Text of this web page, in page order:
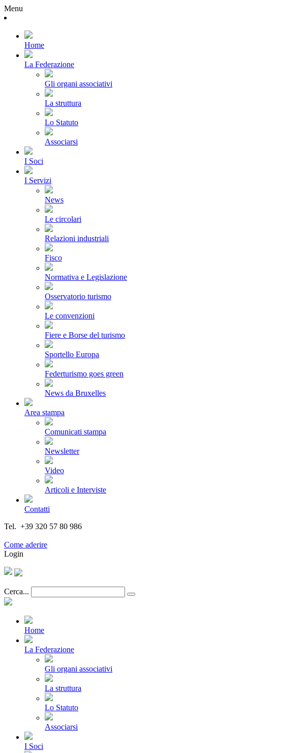
Menu
Home
La Federazione
Gli organi associativi
La struttura
Lo Statuto
Associarsi
I Soci
I Servizi
News
Le circolari
Relazioni industriali
Fisco
Normativa e Legislazione
Osservatorio turismo
Le convenzioni
Fiere e Borse del turismo
Sportello Europa
Federturismo goes green
News da Bruxelles
Area stampa
Comunicati stampa
Newsletter
Video
Articoli e Interviste
Contatti
Tel. +39 320 57 80 986
Come aderire
Login
Cerca...
Home
La Federazione
Gli organi associativi
La struttura
Lo Statuto
Associarsi
I Soci